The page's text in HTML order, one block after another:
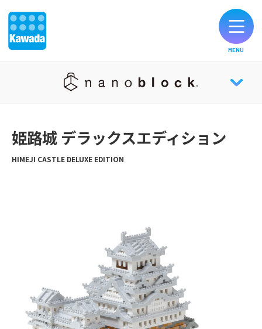
オリジナルブランド一覧
製品のご購入
公式SNS
MENU
NEWS
HISTORY
AWARD
LICENSE
姫路城 デラックスエディション
HIMEJI CASTLE DELUXE EDITION